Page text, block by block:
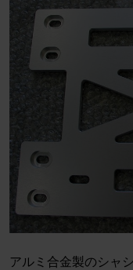
アルミ合金製のシャ